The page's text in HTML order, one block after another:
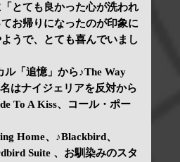
とても良かった心が洗われ
お帰りになったのが印象に
うで、とても喜んでいまし
「追憶」から♪The Way
はナイジェリアを反対から
To A Kiss、コール・ポー
Home、♪Blackbird、
Suite 、お馴染みのスタ